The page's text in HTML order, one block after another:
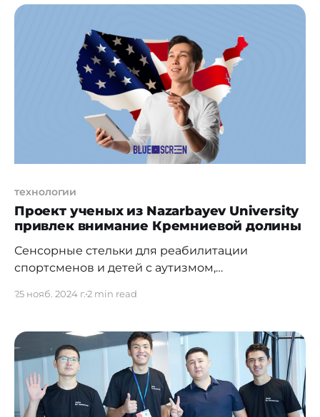
для создания полигонов, где участники
отрабатывали навыки, необходимые для
решения реальных задач. Системное
администрирование — ключевая профессия
современного цифрового мира. Несмотря на
это, многие школьники сегодня предпочитают
изучение разработки, зачастую
технологии
Проект ученых из Nazarbayev University
привлек внимание Кремниевой долины
Сенсорные стельки для реабилитации
спортсменов и детей с аутизмом,
приняли участие в Tech CrunchDisrupt – самой
большой в мире конференции, посвященной
технологическим разработкам, и
объединяющей новаторов индустрии,
стартаперов и инвесторов. «Качество и глубина
25 нояб. 2024 г.2 min read